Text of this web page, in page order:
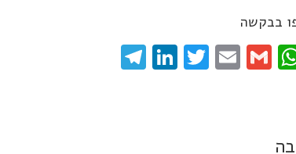
בבקשה
WhatsApp
Gmail
Email
Twitter
LinkedIn